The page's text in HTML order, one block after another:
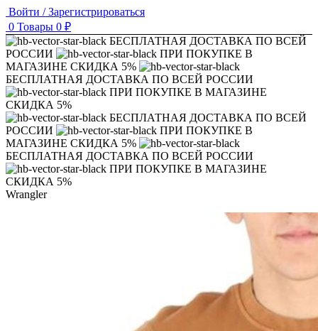
Войти / Зарегистрироваться
0 Товары 0 ₽
БЕСПЛАТНАЯ ДОСТАВКА ПО ВСЕЙ
РОССИИ
ПРИ ПОКУПКЕ В
МАГАЗИНЕ СКИДКА 5%
БЕСПЛАТНАЯ ДОСТАВКА ПО ВСЕЙ РОССИИ
ПРИ ПОКУПКЕ В МАГАЗИНЕ
СКИДКА 5%
БЕСПЛАТНАЯ ДОСТАВКА ПО ВСЕЙ
РОССИИ
ПРИ ПОКУПКЕ В
МАГАЗИНЕ СКИДКА 5%
БЕСПЛАТНАЯ ДОСТАВКА ПО ВСЕЙ РОССИИ
ПРИ ПОКУПКЕ В МАГАЗИНЕ
СКИДКА 5%
Wrangler